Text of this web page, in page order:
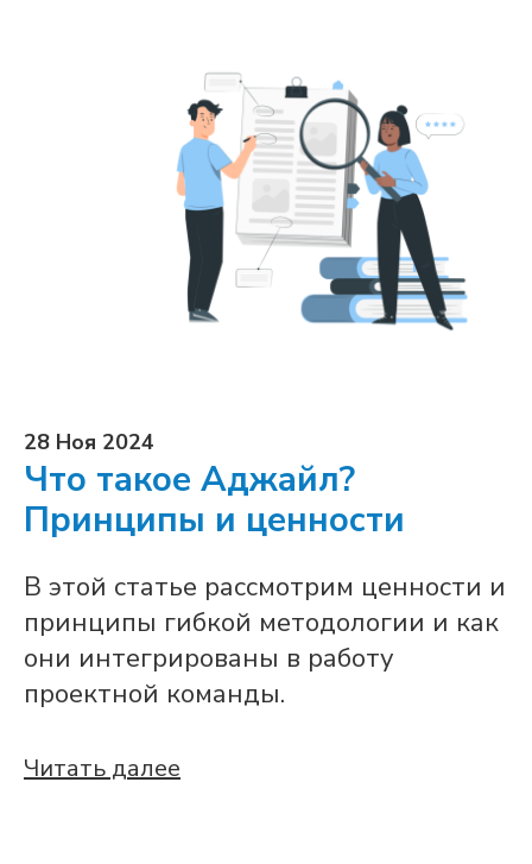
28 Ноя 2024
Что такое Аджайл?
Принципы и ценности
В этой статье рассмотрим ценности и
принципы гибкой методологии и как
они интегрированы в работу
проектной команды.
Читать далее